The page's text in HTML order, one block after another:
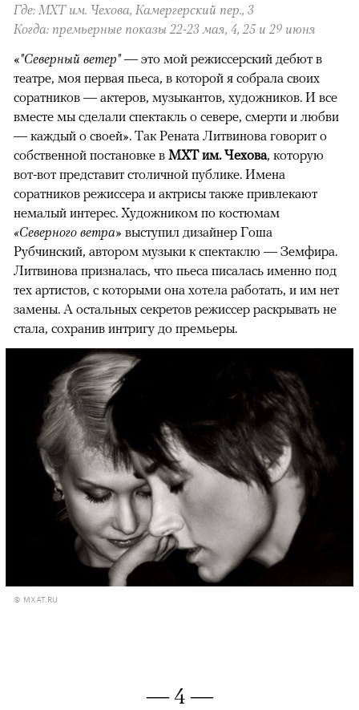
Где: МХТ им. Чехова, Камергерский пер., 3
Когда: премьерные показы 22-23 мая, 4, 25 и 29 июня
«"Северный ветер"— это мой режиссерский дебют в
театре, моя первая пьеса, в которой я собрала своих
соратников — актеров, музыкантов, художников. И все
вместе мы сделали спектакль о севере, смерти и любви
— каждый о своей». Так Рената Литвинова говорит о
собственной постановке в МХТ им. Чехова, которую
вот-вот представит столичной публике. Имена
соратников режиссера и актрисы также привлекают
немалый интерес. Художником по костюмам
«Северного ветра» выступил дизайнер Гоша
Рубчинский, автором музыки к спектаклю — Земфира.
Литвинова призналась, что пьеса писалась именно под
тех артистов, с которыми она хотела работать, и им нет
замены. А остальных секретов режиссер раскрывать не
стала, сохранив интригу до премьеры.
© MXAT.RU
— 4 —